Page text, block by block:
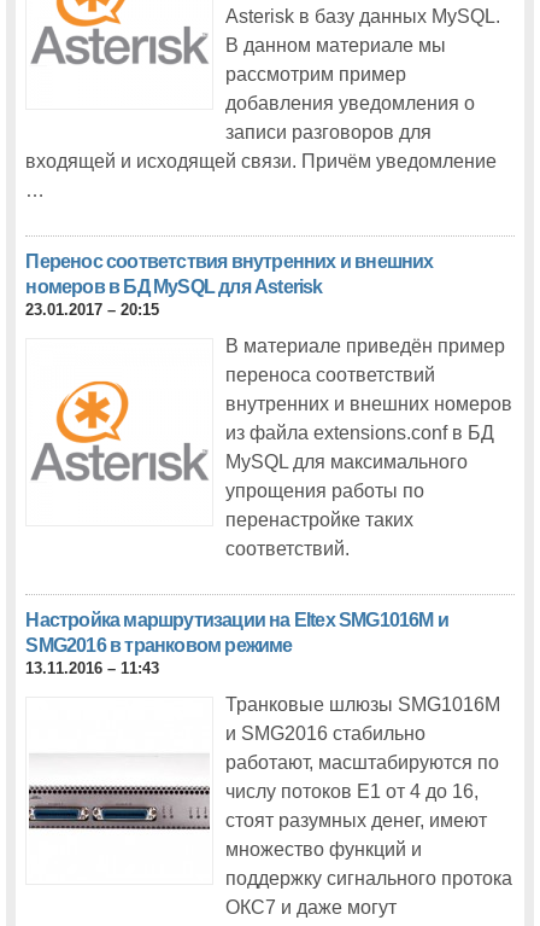
Asterisk в базу данных MySQL.
В данном материале мы
рассмотрим пример
добавления уведомления о
записи разговоров для
входящей и исходящей связи. Причём уведомление
…
Перенос соответствия внутренних и внешних
номеров в БД MySQL для Asterisk
23.01.2017 – 20:15
В материале приведён пример
переноса соответствий
внутренних и внешних номеров
из файла extensions.conf в БД
MySQL для максимального
упрощения работы по
перенастройке таких
соответствий.
Настройка маршрутизации на Eltex SMG1016M и
SMG2016 в транковом режиме
13.11.2016 – 11:43
Транковые шлюзы SMG1016M
и SMG2016 стабильно
работают, масштабируются по
числу потоков E1 от 4 до 16,
стоят разумных денег, имеют
множество функций и
поддержку сигнального протока
ОКС7 и даже могут